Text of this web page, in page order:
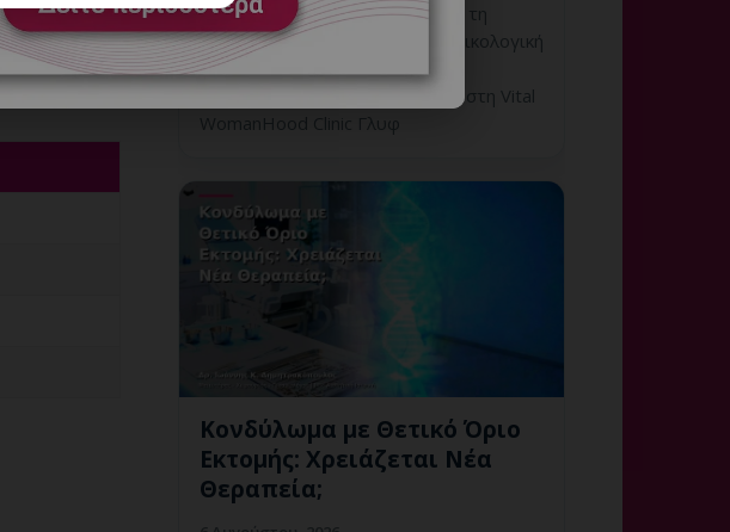
Έλεγχος Ζωτικών Σημείων πριν τη
Θεραπεία: εξατομικευμένη γυναικολογική
αξιολόγηση, σαφές πλάνο
παρακολούθησης και ραντεβού στη Vital
WomanHood Clinic Γλυφ
Κονδύλωμα με Θετικό Όριο
Εκτομής: Χρειάζεται Νέα
Θεραπεία;